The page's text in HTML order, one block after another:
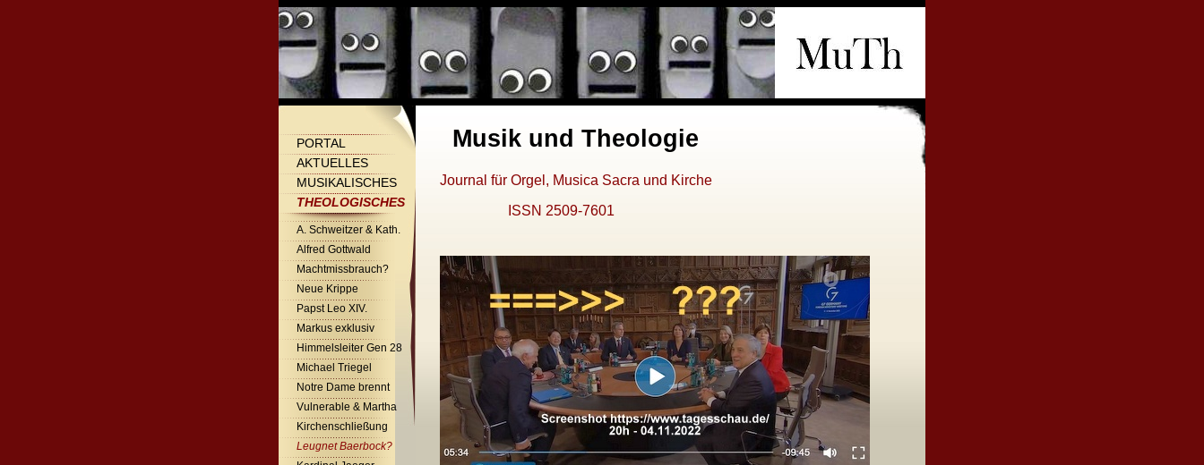
Musik und Theologie
PORTAL
AKTUELLES
MUSIKALISCHES
THEOLOGISCHES
A. Schweitzer & Kath.
Alfred Gottwald
Machtmissbrauch?
Neue Krippe
Papst Leo XIV.
Markus exklusiv
Himmelsleiter Gen 28
Michael Triegel
Notre Dame brennt
Vulnerable & Martha
Kirchenschließung
Leugnet Baerbock?
Journal für Orgel, Musica Sacra und Kirche
ISSN 2509-7601